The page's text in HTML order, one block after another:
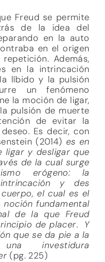
Freud se permite
de la idea del
en la auto
en el origen
Además,
en la intrincación
líbido y la pulsión
un fenómeno
la moción de ligar,
pulsión de muerte
de evitar la
Es decir, con
(2014) es en
ligar y desligar que
de la cual surge
erógeno: la
y des
el cual es el
fundamental
de la que Freud
de placer. Y
que se da pie a la
investidura
(pg. 225)